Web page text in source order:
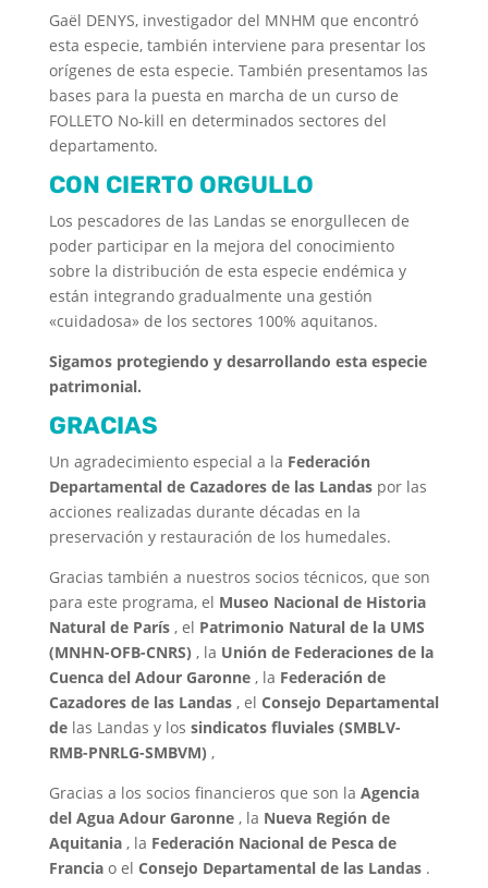
Gaël DENYS, investigador del MNHM que encontró
esta especie, también interviene para presentar los
orígenes de esta especie. También presentamos las
bases para la puesta en marcha de un curso de
FOLLETO No-kill en determinados sectores del
departamento.
CON CIERTO ORGULLO
Los pescadores de las Landas se enorgullecen de
poder participar en la mejora del conocimiento
sobre la distribución de esta especie endémica y
están integrando gradualmente una gestión
«cuidadosa» de los sectores 100% aquitanos.
Sigamos protegiendo y desarrollando esta especie
patrimonial.
GRACIAS
Un agradecimiento especial a la Federación
Departamental de Cazadores de las Landaspor las
acciones realizadas durante décadas en la
preservación y restauración de los humedales.
Gracias también a nuestros socios técnicos, que son
para este programa, el Museo Nacional de Historia
Natural de París, el Patrimonio Natural de la UMS
(MNHN-OFB-CNRS) , la Unión de Federaciones de la
Cuenca del Adour Garonne, la Federación de
Cazadores de las Landas, el Consejo Departamental
delas Landas y los sindicatos fluviales (SMBLV-
RMB-PNRLG-SMBVM) ,
Gracias a los socios financieros que son la Agencia
del Agua Adour Garonne, la Nueva Región de
Aquitania, la Federación Nacional de Pesca de
Franciao el Consejo Departamental de las Landas.